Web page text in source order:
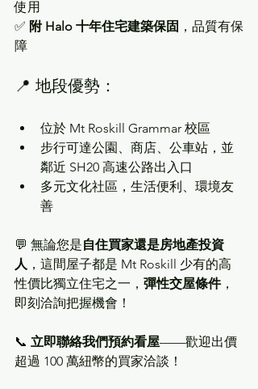
使用
✅ 附 Halo 十年住宅建築保固 ，品質有保
障
📍 地段優勢：
位於 Mt Roskill Grammar 校區
步行可達公園、商店、公車站，並
鄰近 SH20 高速公路出入口
多元文化社區，生活便利、環境友
善
💬 無論您是自住買家還是房地產投資
人 ，這間屋子都是 Mt Roskill 少有的高
性價比獨立住宅之一， 彈性交屋條件，
即刻洽詢把握機會！
📞 立即聯絡我們預約看屋——歡迎出價
超過 100 萬紐幣的買家洽談！